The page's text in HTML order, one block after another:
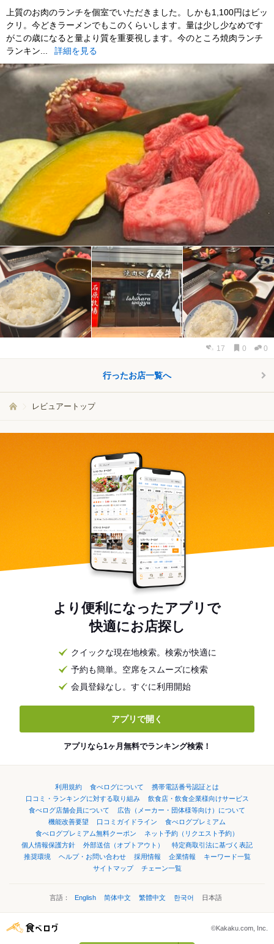
上質のお肉のランチを個室でいただきました。しかも1,100円はビッ
クリ。今どきラーメンでもこのくらいします。量は少し少なめです
がこの歳になると量より質を重要視します。今のところ焼肉ランチ
ランキン...
詳細を見る
17 0 0
行ったお店一覧へ
レビュアートップ
より便利になったアプリで
快適にお店探し
クイックな現在地検索。検索が快適に
予約も簡単。空席をスムーズに検索
会員登録なし。すぐに利用開始
アプリで開く
アプリなら1ヶ月無料でランキング検索！
利用規約 食べログについて
携帯電話番号認証とは
口コミ・ランキングに対する取り組み
飲食店・飲食企業様向けサービス
食べログ店舗会員について
広告（メーカー・団体様等向け）について
機能改善要望
口コミガイドライン
食べログプレミアム
食べログプレミアム無料クーポン
ネット予約（リクエスト予約）
個人情報保護方針
外部送信（オプトアウト）
特定商取引法に基づく表記
推奨環境
ヘルプ・お問い合わせ 採用情報 企業情報
キーワード一覧
サイトマップ
チェーン一覧
言語： English 简体中文 繁體中文 한국어 日本語
©Kakaku.com, Inc.